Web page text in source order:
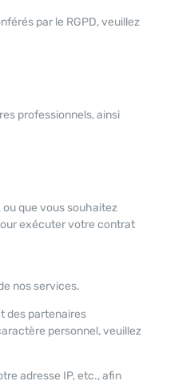
par le RGPD, veuillez
professionnels, ainsi
que vous souhaitez
exécuter votre contrat
nos services.
des partenaires
personnel, veuillez
adresse IP, etc., afin